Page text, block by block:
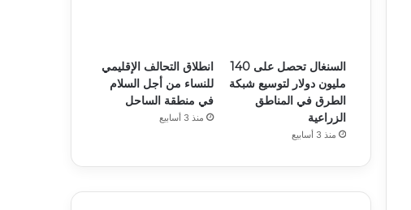
السنغال تحصل على 140
مليون دولار لتوسيع شبكة
الطرق في المناطق
الزراعية
منذ 3 أسابيع
انطلاق التحالف الإقليمي
للنساء من أجل السلام
في منطقة الساحل
منذ 3 أسابيع